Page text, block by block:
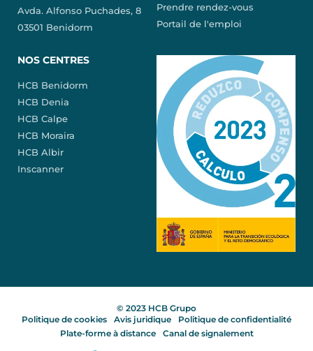
Avda. Alfonso Puchades, 8
03501 Benidorm
Prendre rendez-vous
Portail de l'emploi
NOS CENTRES
HCB Benidorm
HCB Denia
HCB Calpe
HCB Moraira
HCB Albir
Inscanner
© 2023 HCB Grupo
Politique de cookies
Avis juridique
Politique de confidentialité
Plate-forme à distance
Canal de signalement